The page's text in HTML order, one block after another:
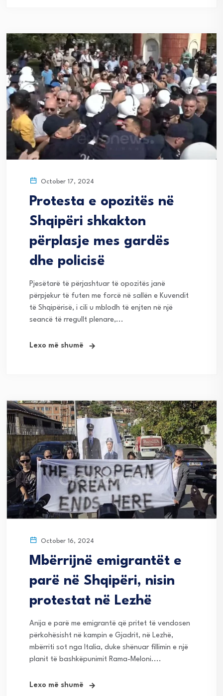
October 17, 2024
Protesta e opozitës në
Shqipëri shkakton
përplasje mes gardës
dhe policisë
Pjesëtarë të përjashtuar të opozitës janë
përpjekur të futen me forcë në sallën e Kuvendit
të Shqipërisë, i cili u mblodh të enjten në një
seancë të rregullt plenare,...
Lexo më shumë
October 16, 2024
Mbërrijnë emigrantët e
parë në Shqipëri, nisin
protestat në Lezhë
Anija e parë me emigrantë që pritet të vendosen
përkohësisht në kampin e Gjadrit, në Lezhë,
mbërriti sot nga Italia, duke shënuar fillimin e një
planit të bashkëpunimit Rama-Meloni....
Lexo më shumë